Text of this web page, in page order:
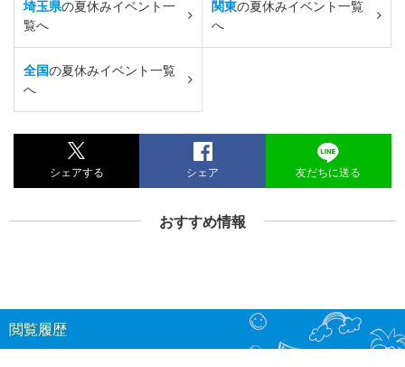
埼玉県の夏休みイベント一
覧へ
関東の夏休みイベント一覧
へ
全国の夏休みイベント一覧
へ
シェアする シェア 友だちに送る
おすすめ情報
閲覧履歴